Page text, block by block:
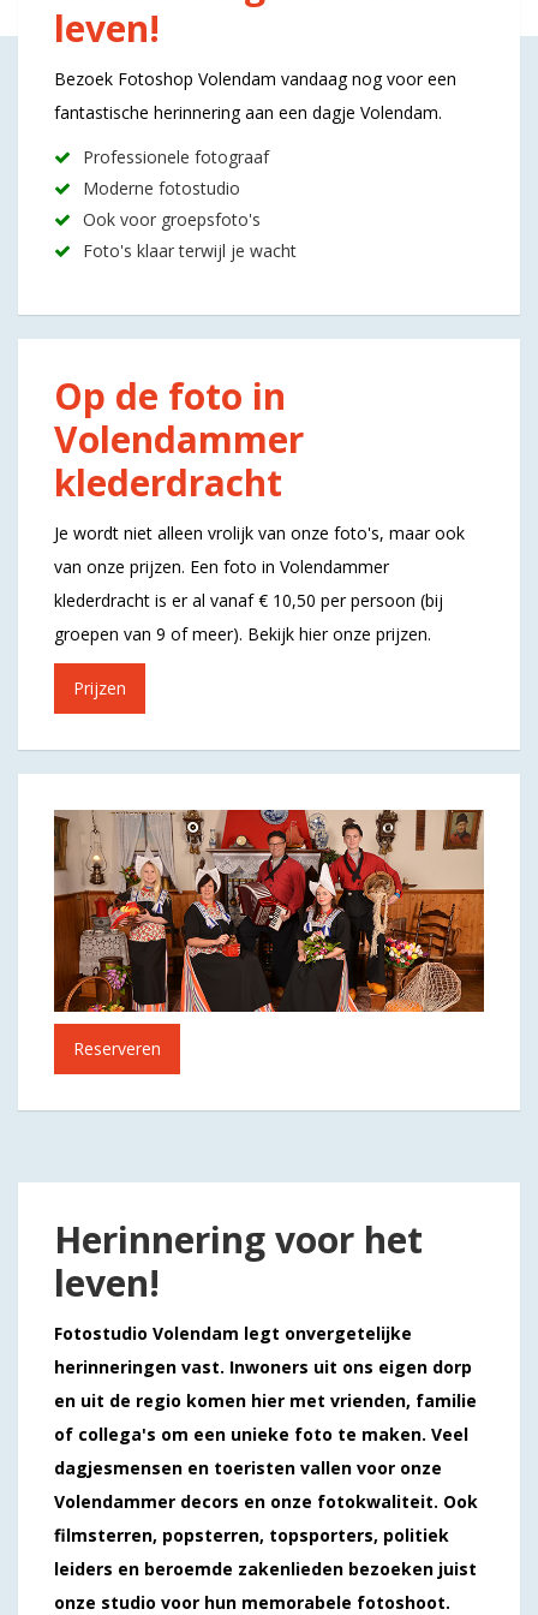
leven!
Bezoek Fotoshop Volendam vandaag nog voor een
fantastische herinnering aan een dagje Volendam.
Professionele fotograaf
Moderne fotostudio
Ook voor groepsfoto's
Foto's klaar terwijl je wacht
Op de foto in
Volendammer
klederdracht
Je wordt niet alleen vrolijk van onze foto's, maar ook
van onze prijzen. Een foto in Volendammer
klederdracht is er al vanaf € 10,50 per persoon (bij
groepen van 9 of meer). Bekijk hier onze prijzen.
Prijzen
Reserveren
Herinnering voor het
leven!
Fotostudio Volendam legt onvergetelijke
herinneringen vast. Inwoners uit ons eigen dorp
en uit de regio komen hier met vrienden, familie
of collega's om een unieke foto te maken. Veel
dagjesmensen en toeristen vallen voor onze
Volendammer decors en onze fotokwaliteit. Ook
filmsterren, popsterren, topsporters, politiek
leiders en beroemde zakenlieden bezoeken juist
onze studio voor hun memorabele fotoshoot.